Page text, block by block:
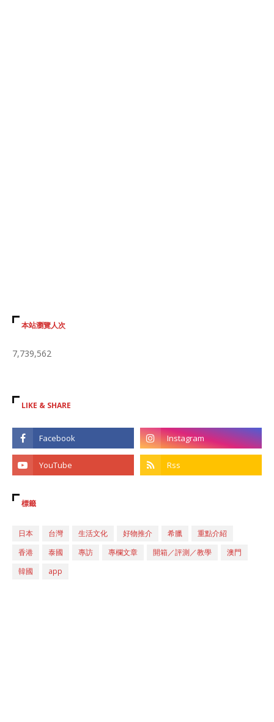
本站瀏覽人次
7,739,562
LIKE & SHARE
標籤
日本 台灣 生活文化 好物推介 希臘
重點介紹
香港
泰國 專訪 專欄文章 開箱／評測／教學
澳門
韓國
app